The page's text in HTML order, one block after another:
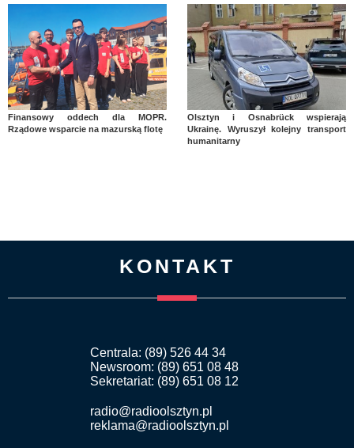
Finansowy oddech dla MOPR.
Rządowe wsparcie na mazurską flotę
Olsztyn i Osnabrück wspierają
Ukrainę. Wyruszył kolejny transport
humanitarny
KONTAKT
Centrala: (89) 526 44 34
Newsroom: (89) 651 08 48
Sekretariat: (89) 651 08 12
radio@radioolsztyn.pl
reklama@radioolsztyn.pl